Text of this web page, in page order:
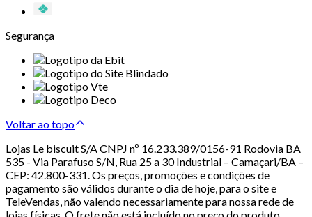
Segurança
Voltar ao topo
Lojas Le biscuit S/A CNPJ nº 16.233.389/0156-91 Rodovia BA
535 - Via Parafuso S/N, Rua 25 a 30 Industrial – Camaçari/BA –
CEP: 42.800-331. Os preços, promoções e condições de
pagamento são válidos durante o dia de hoje, para o site e
TeleVendas, não valendo necessariamente para nossa rede de